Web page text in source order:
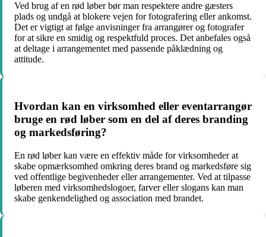
Ved brug af en rød løber bør man respektere andre gæsters
plads og undgå at blokere vejen for fotografering eller ankomst.
Det er vigtigt at følge anvisninger fra arrangører og fotografer
for at sikre en smidig og respektfuld proces. Det anbefales også
at deltage i arrangementet med passende påklædning og
attitude.
Hvordan kan en virksomhed eller eventarrangør
bruge en rød løber som en del af deres branding
og markedsføring?
En rød løber kan være en effektiv måde for virksomheder at
skabe opmærksomhed omkring deres brand og markedsføre sig
ved offentlige begivenheder eller arrangementer. Ved at tilpasse
løberen med virksomhedslogoer, farver eller slogans kan man
skabe genkendelighed og association med brandet.